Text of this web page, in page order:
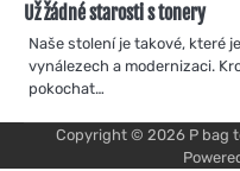
Už žádné starosti s tonery
Naše stolení je takové, které
vynálezech a modernizaci.
pokochat…
Copyright © 2026 P bag